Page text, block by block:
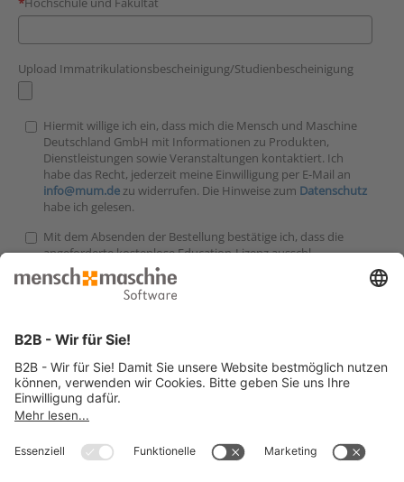
Upload Immatrikulationsbescheinigung/Studienbescheinigung
Hiermit willige ich ein, dass mich die Mensch und Maschine
Deutschland GmbH mit Informationen zu Produkten,
Dienstleistungen sowie Veranstaltungen kontaktiert. Ich
habe das Recht, jederzeit meine Einwilligung per E-Mail an
info@mum.dezu widerrufen. Die Hinweise zum Datenschutz
habe ich gelesen.
Mit dem Absenden der Bestellung bestätige ich, dass die
angeforderte kostenlose Education-Lizenz ausschl.
Schulungs-, Ausbildungs- oder nichtkommerziellen
Forschungszwecken genutzt wird. Die Education-Lizenz darf
weder weiterverkauft noch in jeglicher Form gewerbsmäßig
Dritte ist nicht gestattet. Mensch und Maschine ist berechtigt,
die vertragsgemäße Nutzung zu überprüfen. Ergänzend
gelten die der Software beigefügten Lizenzbestimmungen.
Zum Absenden des ausgefüllten Formulars ist zwingend das